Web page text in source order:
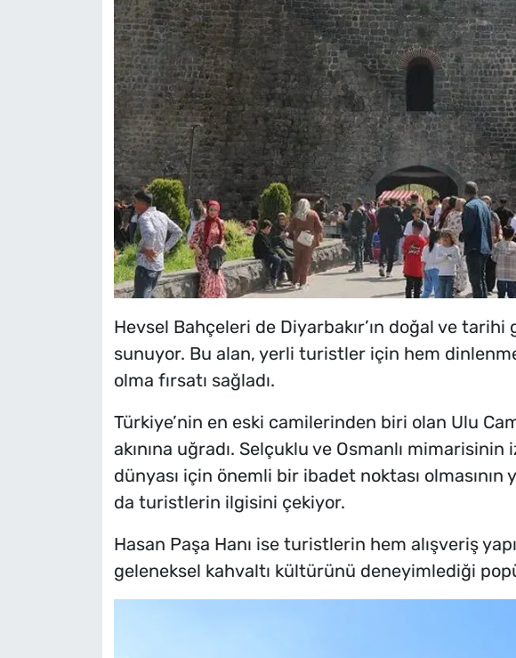
Hevsel Bahçeleri de Diyarbakır’ın doğal ve
sunuyor. Bu alan, yerli turistler için hem
olma fırsatı sağladı.
Türkiye’nin en eski camilerinden biri olan Ulu
akınına uğradı. Selçuklu ve Osmanlı
dünyası için önemli bir ibadet noktası olmasının
da turistlerin ilgisini çekiyor.
Hasan Paşa Hanı ise turistlerin hem alışveriş
geleneksel kahvaltı kültürünü deneyimlediği